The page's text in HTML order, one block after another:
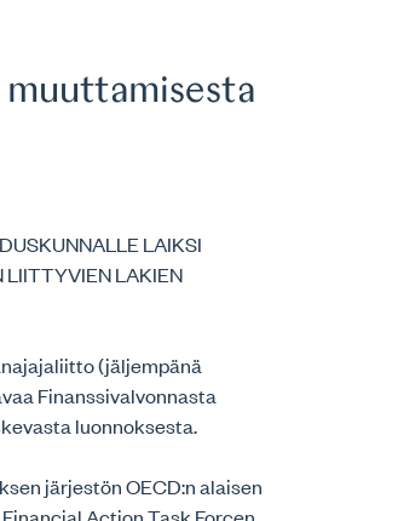
muuttamisesta
LAIKSI
LIITTYVIEN LAKIEN
(jäljempänä
Finanssivalvonnasta
luonnoksesta.
järjestön OECD:n alaisen